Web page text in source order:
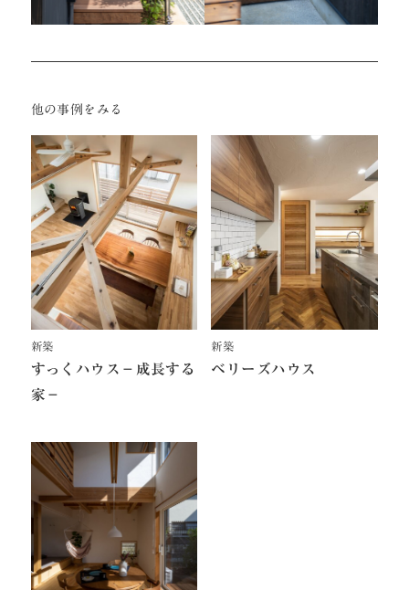
他の事例をみる
新築
すっくハウス－成長する
家－
新築
ベリーズハウス